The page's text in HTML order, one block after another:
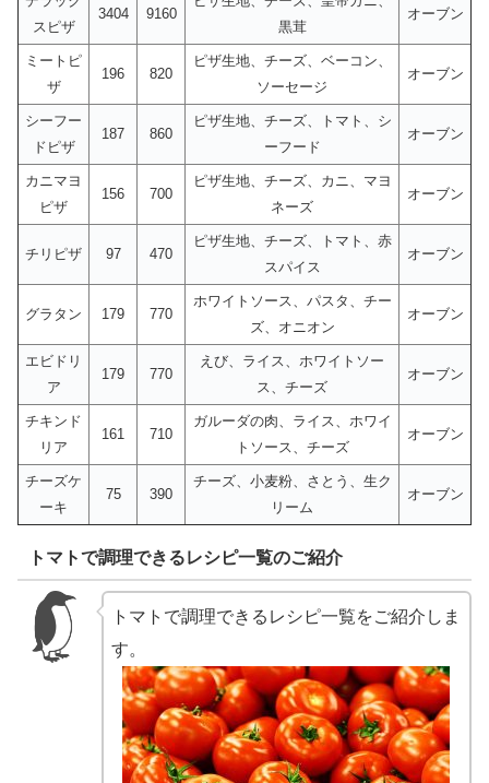
スピザ
3404 9160
黒茸
オーブン
ミートピ
ザ
196 820
ピザ生地、チーズ、ベーコン、
ソーセージ
オーブン
シーフー
ドピザ
187 860
ピザ生地、チーズ、トマト、シ
ーフード
オーブン
カニマヨ
ピザ
156 700
ピザ生地、チーズ、カニ、マヨ
ネーズ
オーブン
チリピザ 97 470
ピザ生地、チーズ、トマト、赤
スパイス
オーブン
グラタン 179 770
ホワイトソース、パスタ、チー
ズ、オニオン
オーブン
エビドリ
ア
179 770
えび、ライス、ホワイトソー
ス、チーズ
オーブン
チキンド
リア
161 710
ガルーダの肉、ライス、ホワイ
トソース、チーズ
オーブン
チーズケ
ーキ
75 390
チーズ、小麦粉、さとう、生ク
リーム
オーブン
トマトで調理できるレシピ一覧のご紹介
トマトで調理できるレシピ一覧をご紹介しま
す。